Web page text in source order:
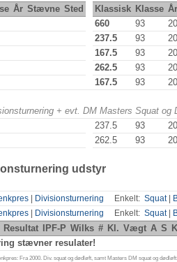
År Stævne Sted Klassisk Klasse År
660 93
237.5 93
167.5 93
262.5 93
167.5 93
+ evt. DM Masters Squat
237.5 93
262.5 93
udstyr
Divisionsturnering Enkelt: Squat|
Divisionsturnering Enkelt: Squat|
Resultat IPF-P Wilks # Kl. Vægt A S
stævner resulater!
Fra 2000. Div. squat og dødløft, samt Masters DM squat og